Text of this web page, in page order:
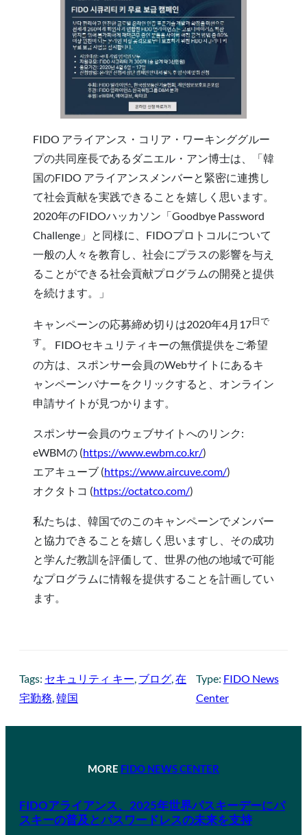
FIDO アライアンス・コリア・ワーキンググルー
プの共同座長であるダニエル・アン博士は、「韓
国のFIDO アライアンスメンバーと緊密に連携し
て社会貢献を実践できることを嬉しく思います。
2020年のFIDOハッカソン「Goodbye Password
Challenge」と同様に、FIDOプロトコルについて
一般の人々を教育し、社会にプラスの影響を与え
ることができる社会貢献プログラムの開発と提供
を続けます。」
キャンペーンの応募締め切りは2020年4月17日で
す。 FIDOセキュリティキーの無償提供をご希望
の方は、スポンサー会員のWebサイトにあるキ
ャンペーンバナーをクリックすると、オンライン
申請サイトが見つかります。
スポンサー会員のウェブサイトへのリンク:
eWBMの (https://www.ewbm.co.kr/)
エアキューブ (https://www.aircuve.com/)
オクタトコ (https://octatco.com/)
私たちは、韓国でのこのキャンペーンでメンバー
と協力できることを嬉しく思いますし、その成功
と学んだ教訓を評価して、世界の他の地域で可能
なプログラムに情報を提供することを計画してい
ます。
Tags: セキュリティ キー, ブログ, 在
宅勤務, 韓国
Type: FIDO News
Center
MORE FIDO NEWS CENTER
FIDOアライアンス、2025年世界パスキーデーにパ
スキーの普及とパスワードレスの未来を支持